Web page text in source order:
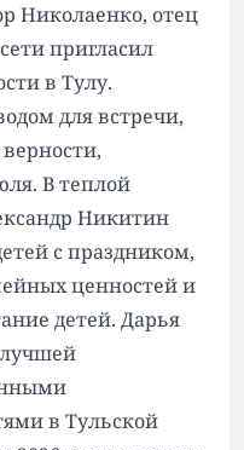
Николаенко, отец
пригласил
в Тулу.
для встречи,
В теплой
Никитин
с праздником,
ценностей и
детей. Дарья
в Тульской